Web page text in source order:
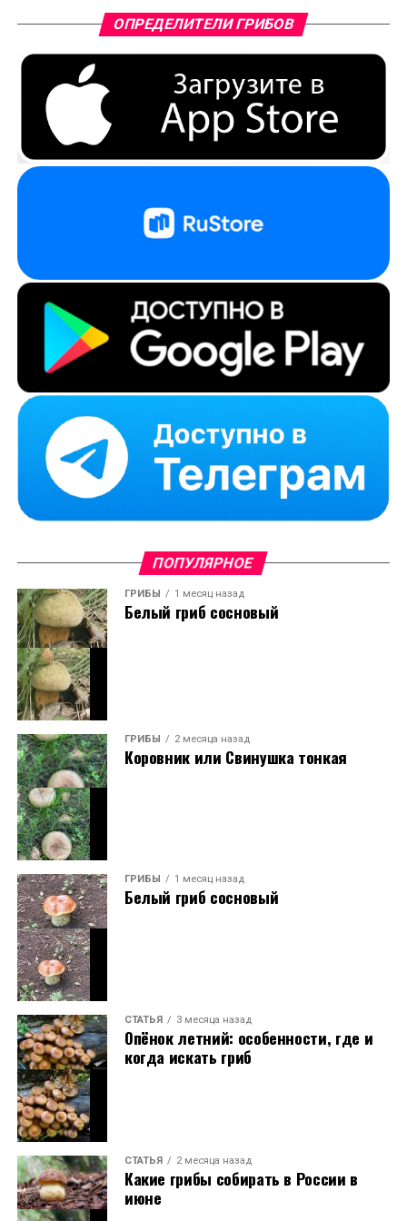
ОПРЕДЕЛИТЕЛИ ГРИБОВ
ПОПУЛЯРНОЕ
ГРИБЫ 1 месяц назад
Белый гриб сосновый
ГРИБЫ 2 месяца назад
Коровник или Свинушка тонкая
ГРИБЫ 1 месяц назад
Белый гриб сосновый
СТАТЬЯ 3 месяца назад
Опёнок летний: особенности, где и
когда искать гриб
СТАТЬЯ 2 месяца назад
Какие грибы собирать в России в
июне